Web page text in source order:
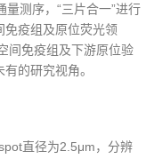
测序，“三片合一”进行
免疫组及原位荧光领
间免疫组及下游原位验
的研究视角。
直径为2.5μm，分辨